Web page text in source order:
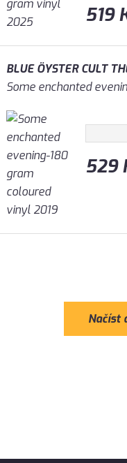
519
BLUE ÖYSTER CULT
Some enchanted
529
Načíst